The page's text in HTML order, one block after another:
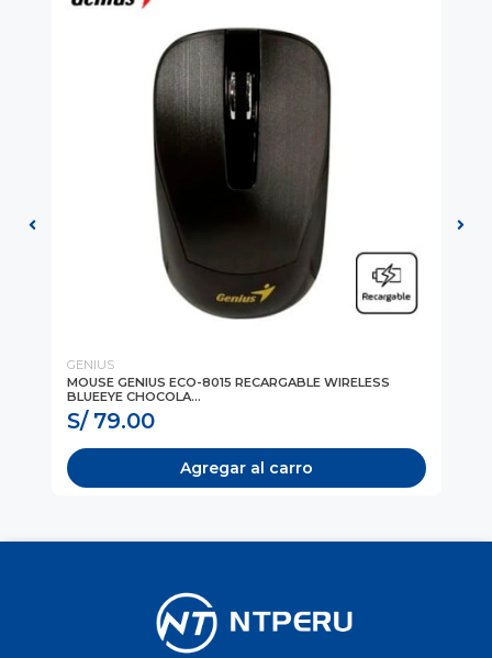
GENIUS
MOUSE GENIUS ECO-8015 RECARGABLE WIRELESS
BLUEEYE CHOCOLA...
S/ 79.00
Agregar al carro